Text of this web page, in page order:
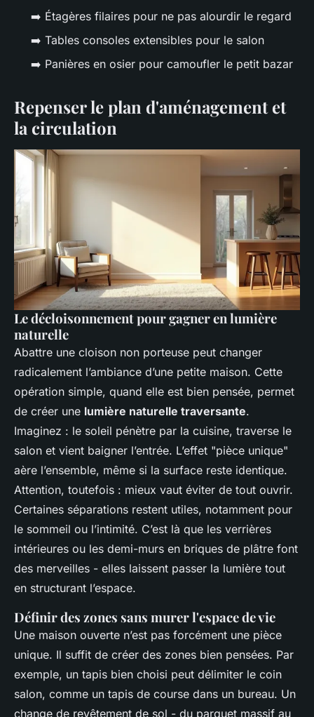
➡️ Étagères filaires pour ne pas alourdir le regard
➡️ Tables consoles extensibles pour le salon
➡️ Panières en osier pour camoufler le petit bazar
Repenser le plan d'aménagement et
la circulation
Le décloisonnement pour gagner en lumière
naturelle
Abattre une cloison non porteuse peut changer
radicalement l’ambiance d’une petite maison. Cette
opération simple, quand elle est bien pensée, permet
de créer une lumière naturelle traversante.
Imaginez : le soleil pénètre par la cuisine, traverse le
salon et vient baigner l’entrée. L’effet "pièce unique"
aère l’ensemble, même si la surface reste identique.
Attention, toutefois : mieux vaut éviter de tout ouvrir.
Certaines séparations restent utiles, notamment pour
le sommeil ou l’intimité. C’est là que les verrières
intérieures ou les demi-murs en briques de plâtre font
des merveilles - elles laissent passer la lumière tout
en structurant l’espace.
Définir des zones sans murer l'espace de vie
Une maison ouverte n’est pas forcément une pièce
unique. Il suffit de créer des zones bien pensées. Par
exemple, un tapis bien choisi peut délimiter le coin
salon, comme un tapis de course dans un bureau. Un
change de revêtement de sol - du parquet massif au